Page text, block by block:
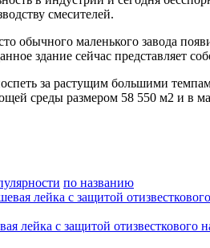
смесителей.
обычного маленького завода
здание сейчас представляет
за растущим большими
среды размером 58 550 м2 и в
по названию
лейка с защитой отизвесткового